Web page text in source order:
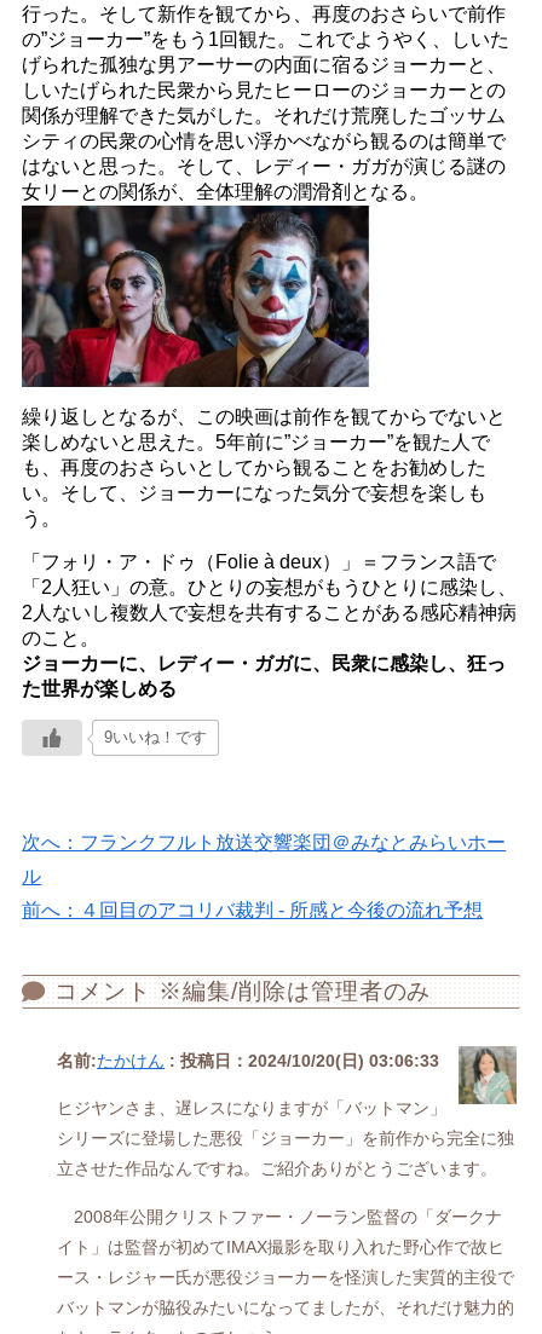
行った。そして新作を観てから、再度のおさらいで前作
の”ジョーカー”をもう1回観た。これでようやく、しいた
げられた孤独な男アーサーの内面に宿るジョーカーと、
しいたげられた民衆から見たヒーローのジョーカーとの
関係が理解できた気がした。それだけ荒廃したゴッサム
シティの民衆の心情を思い浮かべながら観るのは簡単で
はないと思った。そして、レディー・ガガが演じる謎の
女リーとの関係が、全体理解の潤滑剤となる。
繰り返しとなるが、この映画は前作を観てからでないと
楽しめないと思えた。5年前に”ジョーカー”を観た人で
も、再度のおさらいとしてから観ることをお勧めした
い。そして、ジョーカーになった気分で妄想を楽しも
う。
「フォリ・ア・ドゥ（Folie à deux）」＝フランス語で
「2人狂い」の意。ひとりの妄想がもうひとりに感染し、
2人ないし複数人で妄想を共有することがある感応精神病
のこと。
ジョーカーに、レディー・ガガに、民衆に感染し、狂っ
た世界が楽しめる
9いいね！です
次へ：フランクフルト放送交響楽団＠みなとみらいホー
ル
前へ：４回目のアコリバ裁判 - 所感と今後の流れ予想
コメント ※編集/削除は管理者のみ
名前:たかけん : 投稿日：2024/10/20(日) 03:06:33
ヒジヤンさま、遅レスになりますが「バットマン」
シリーズに登場した悪役「ジョーカー」を前作から完全に独
立させた作品なんですね。ご紹介ありがとうございます。
2008年公開クリストファー・ノーラン監督の「ダークナ
イト」は監督が初めてIMAX撮影を取り入れた野心作で故ヒ
ース・レジャー氏が悪役ジョーカーを怪演した実質的主役で
バットマンが脇役みたいになってましたが、それだけ魅力的